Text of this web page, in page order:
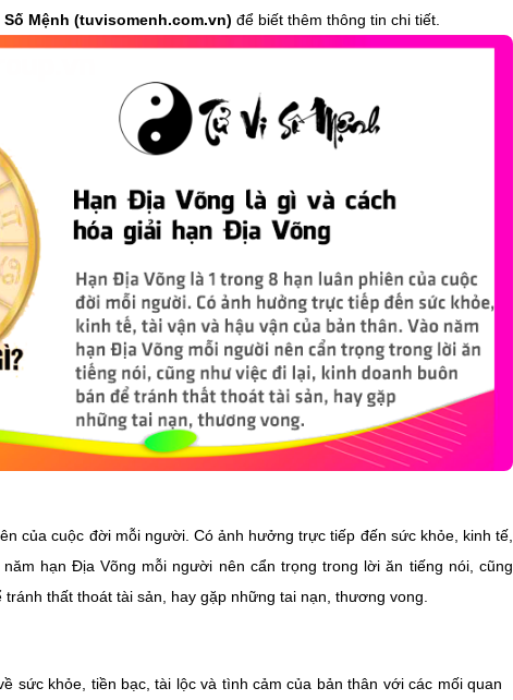
Số Mệnh (tuvisomenh.com.vn) để biết thêm thông tin chi tiết.
của cuộc đời mỗi người. Có ảnh hưởng trực tiếp đến sức khỏe, kinh tế,
hạn Địa Võng mỗi người nên cẩn trọng trong lời ăn tiếng nói, cũng
thất thoát tài sản, hay gặp những tai nạn, thương vong.
sức khỏe, tiền bạc, tài lộc và tình cảm của bản thân với các mối quan